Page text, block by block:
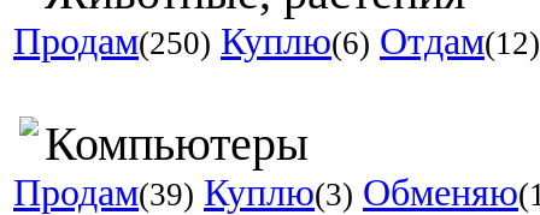
Продам(250) Куплю(6) Отдам(12)
Компьютеры
Продам(39) Куплю(3) Обменяю